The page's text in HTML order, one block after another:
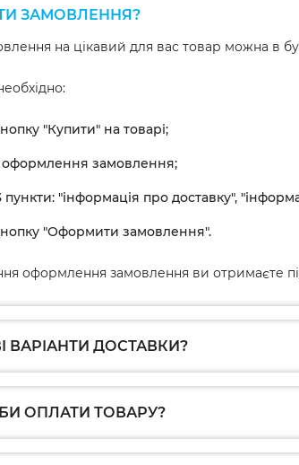
ЗАМОВЛЕННЯ?
на цікавий для вас товар можна в
"Купити" на товарі;
замовлення;
"інформація про доставку",
"Оформити замовлення".
оформлення замовлення ви отримаєте
ВАРІАНТИ ДОСТАВКИ?
ОПЛАТИ ТОВАРУ?